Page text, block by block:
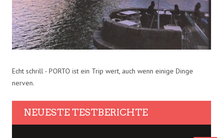
Echt schrill - PORTO ist ein Trip wert, auch wenn einige Dinge
nerven.
NEUESTE TESTBERICHTE